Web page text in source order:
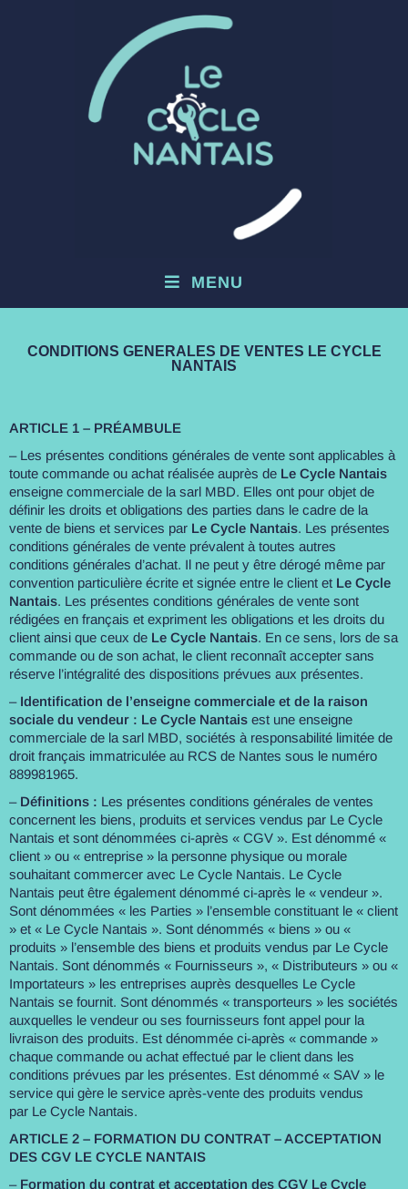
MENU
CONDITIONS GENERALES DE VENTES LE CYCLE
NANTAIS
ARTICLE 1 – PRÉAMBULE
– Les présentes conditions générales de vente sont applicables à
toute commande ou achat réalisée auprès de Le Cycle Nantais
enseigne commerciale de la sarl MBD. Elles ont pour objet de
définir les droits et obligations des parties dans le cadre de la
vente de biens et services par Le Cycle Nantais. Les présentes
conditions générales de vente prévalent à toutes autres
conditions générales d’achat. Il ne peut y être dérogé même par
convention particulière écrite et signée entre le client et Le Cycle
Nantais. Les présentes conditions générales de vente sont
rédigées en français et expriment les obligations et les droits du
client ainsi que ceux de Le Cycle Nantais. En ce sens, lors de sa
commande ou de son achat, le client reconnaît accepter sans
réserve l’intégralité des dispositions prévues aux présentes.
– Identification de l’enseigne commerciale et de la raison
sociale du vendeur : Le Cycle Nantais est une enseigne
commerciale de la sarl MBD, sociétés à responsabilité limitée de
droit français immatriculée au RCS de Nantes sous le numéro
889981965.
– Définitions : Les présentes conditions générales de ventes
concernent les biens, produits et services vendus par Le Cycle
Nantais et sont dénommées ci-après « CGV ». Est dénommé «
client » ou « entreprise » la personne physique ou morale
souhaitant commercer avec Le Cycle Nantais. Le Cycle
Nantais peut être également dénommé ci-après le « vendeur ».
Sont dénommées « les Parties » l’ensemble constituant le « client
» et « Le Cycle Nantais ». Sont dénommés « biens » ou «
produits » l’ensemble des biens et produits vendus par Le Cycle
Nantais. Sont dénommés « Fournisseurs », « Distributeurs » ou «
Importateurs » les entreprises auprès desquelles Le Cycle
Nantais se fournit. Sont dénommés « transporteurs » les sociétés
auxquelles le vendeur ou ses fournisseurs font appel pour la
livraison des produits. Est dénommée ci-après « commande »
chaque commande ou achat effectué par le client dans les
conditions prévues par les présentes. Est dénommé « SAV » le
service qui gère le service après-vente des produits vendus
par Le Cycle Nantais.
ARTICLE 2 – FORMATION DU CONTRAT – ACCEPTATION
DES CGV LE CYCLE NANTAIS
– Formation du contrat et acceptation des CGV Le Cycle